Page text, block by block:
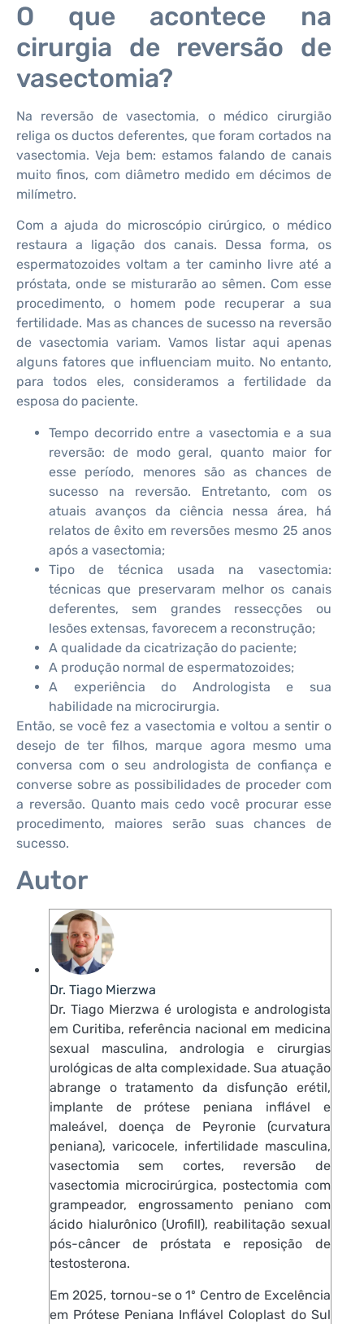
O que acontece na
cirurgia de reversão de
vasectomia?
Na reversão de vasectomia, o médico cirurgião
religa os ductos deferentes, que foram cortados na
vasectomia. Veja bem: estamos falando de canais
muito finos, com diâmetro medido em décimos de
milímetro.
Com a ajuda do microscópio cirúrgico, o médico
restaura a ligação dos canais. Dessa forma, os
espermatozoides voltam a ter caminho livre até a
próstata, onde se misturarão ao sêmen. Com esse
procedimento, o homem pode recuperar a sua
fertilidade. Mas as chances de sucesso na reversão
de vasectomia variam. Vamos listar aqui apenas
alguns fatores que influenciam muito. No entanto,
para todos eles, consideramos a fertilidade da
esposa do paciente.
Tempo decorrido entre a vasectomia e a sua
reversão: de modo geral, quanto maior for
esse período, menores são as chances de
sucesso na reversão. Entretanto, com os
atuais avanços da ciência nessa área, há
relatos de êxito em reversões mesmo 25 anos
após a vasectomia;
Tipo de técnica usada na vasectomia:
técnicas que preservaram melhor os canais
deferentes, sem grandes ressecções ou
lesões extensas, favorecem a reconstrução;
A qualidade da cicatrização do paciente;
A produção normal de espermatozoides;
A experiência do Andrologista e sua
habilidade na microcirurgia.
Então, se você fez a vasectomia e voltou a sentir o
desejo de ter filhos, marque agora mesmo uma
conversa com o seu andrologista de confiança e
converse sobre as possibilidades de proceder com
a reversão. Quanto mais cedo você procurar esse
procedimento, maiores serão suas chances de
sucesso.
Autor
Dr. Tiago Mierzwa
Dr. Tiago Mierzwa é urologista e andrologista
em Curitiba, referência nacional em medicina
sexual masculina, andrologia e cirurgias
urológicas de alta complexidade. Sua atuação
abrange o tratamento da disfunção erétil,
implante de prótese peniana inflável e
maleável, doença de Peyronie (curvatura
peniana), varicocele, infertilidade masculina,
vasectomia sem cortes, reversão de
vasectomia microcirúrgica, postectomia com
grampeador, engrossamento peniano com
ácido hialurônico (Urofill), reabilitação sexual
pós-câncer de próstata e reposição de
testosterona.
Em 2025, tornou-se o 1º Centro de Excelência
em Prótese Peniana Inflável Coloplast do Sul